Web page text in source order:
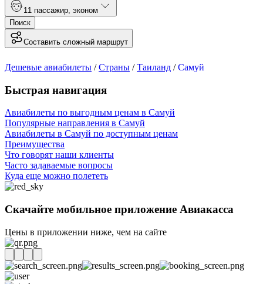
1 1 пассажир эконом
Поиск
Составить сложный маршрут
Дешевые авиабилеты /Страны /Таиланд /Самуй
Быстрая навигация
Авиабилеты по выгодным ценам в Самуй
Популярные направления в Самуй
Авиабилеты в Самуй по доступным ценам
Преимущества
Что говорят наши клиенты
Часто задаваемые вопросы
Куда еще можно полететь
Скачайте мобильное приложение Авиакасса
Цены в приложении ниже, чем на сайте